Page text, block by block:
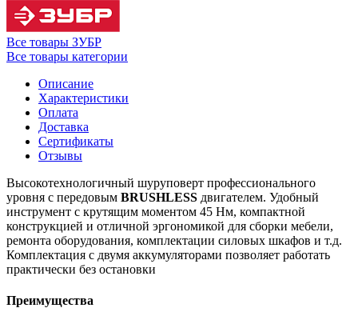
Все товары ЗУБР
Все товары категории
Описание
Характеристики
Оплата
Доставка
Сертификаты
Отзывы
Высокотехнологичный шуруповерт профессионального
уровня с передовым BRUSHLESS двигателем. Удобный
инструмент с крутящим моментом 45 Нм, компактной
конструкцией и отличной эргономикой для сборки мебели,
ремонта оборудования, комплектации силовых шкафов и т.д.
Комплектация с двумя аккумуляторами позволяет работать
практически без остановки
Преимущества